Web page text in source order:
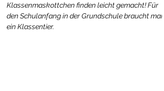
Klassenmaskottchen finden leicht gemacht! Für
den Schulanfang in der Grundschule braucht man
ein Klassentier.